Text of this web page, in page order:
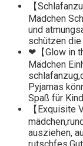
【
Mädchen
und
schützen
❤【Glow in
Mädchen
Pyjamas
Spaß für
【
ausziehen,